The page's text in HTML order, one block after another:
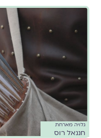
גלויה מארחת
חננאל רוס